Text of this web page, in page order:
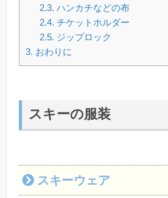
2.3. ハンカチなどの布
2.4. チケットホルダー
2.5. ジップロック
3. おわりに
スキーの服装
スキーウェア